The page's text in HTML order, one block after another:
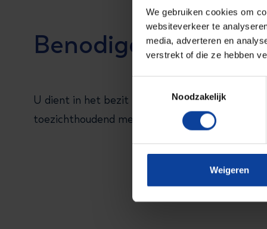
We gebruiken cookies om
websiteverkeer te
media, adverteren en
verstrekt of die ze hebben
Noodzakelijk
Weigeren
Benodigde
U dient in het bezit te zijn van een bewijs
toezichthoudend medewerker